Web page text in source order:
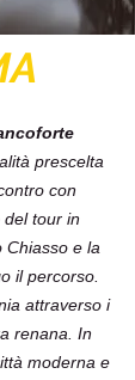
prescelta
con
del tour in
Chiasso e la
il percorso.
attraverso i
renana. In
moderna e